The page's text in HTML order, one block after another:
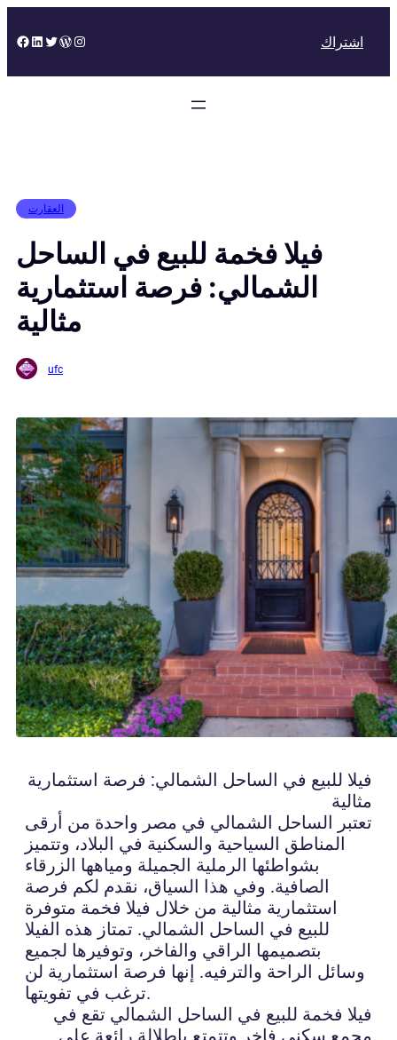
to
Facebook
LinkedIn
Twitter
WordPress
Instagram اشتراك
العقارت
فيلا فخمة للبيع في الساحل
الشمالي: فرصة استثمارية
مثالية
ufc
فيلا للبيع في الساحل الشمالي: فرصة استثمارية
مثالية
تعتبر الساحل الشمالي في مصر واحدة من أرقى
المناطق السياحية والسكنية في البلاد، وتتميز
بشواطئها الرملية الجميلة ومياهها الزرقاء
الصافية. وفي هذا السياق، نقدم لكم فرصة
استثمارية مثالية من خلال فيلا فخمة متوفرة
للبيع في الساحل الشمالي. تمتاز هذه الفيلا
بتصميمها الراقي والفاخر، وتوفيرها لجميع
وسائل الراحة والترفيه. إنها فرصة استثمارية لن
ترغب في تفويتها.
فيلا فخمة للبيع في الساحل الشمالي تقع في
مجمع سكني فاخر وتتمتع بإطلالة رائعة على